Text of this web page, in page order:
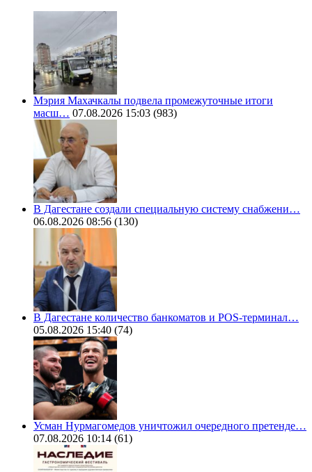
Мэрия Махачкалы подвела промежуточные итоги
масш… 07.08.2026 15:03 (983)
В Дагестане создали специальную систему снабжени…
06.08.2026 08:56 (130)
В Дагестане количество банкоматов и POS-терминал…
05.08.2026 15:40 (74)
Усман Нурмагомедов уничтожил очередного претенде…
07.08.2026 10:14 (61)